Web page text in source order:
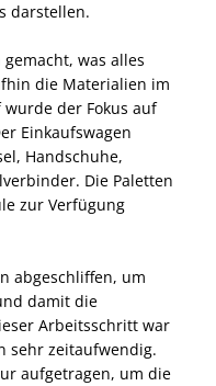
darstellen.
was alles
die Materialien im
der Fokus auf
Einkaufswagen
Handschuhe,
Die Paletten
zur Verfügung
abgeschliffen, um
damit die
Arbeitsschritt war
sehr zeitaufwendig.
aufgetragen, um die